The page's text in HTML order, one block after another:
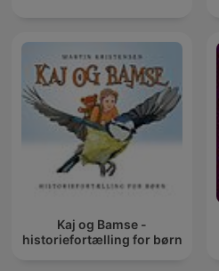
Kaj og Bamse -
historiefortælling for børn